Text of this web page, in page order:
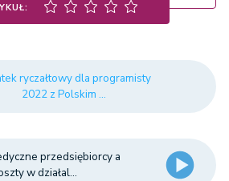
ryczałtowy dla programisty
2022 z Polskim ...
przedsiębiorcy a
w działal...